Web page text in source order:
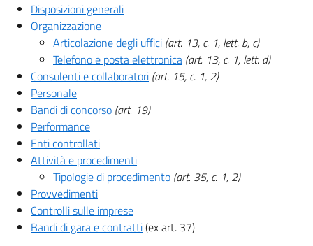
Disposizioni generali
Organizzazione
Articolazione degli uffici (art. 13, c. 1, lett. b, c)
Telefono e posta elettronica (art. 13, c. 1, lett. d)
Consulenti e collaboratori (art. 15, c. 1, 2)
Personale
Bandi di concorso (art. 19)
Performance
Enti controllati
Attività e procedimenti
Tipologie di procedimento (art. 35, c. 1, 2)
Provvedimenti
Controlli sulle imprese
Bandi di gara e contratti(ex art. 37)